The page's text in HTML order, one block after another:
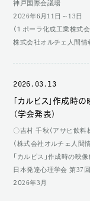
神戸国際会議場
2026年6月11日～13日
（1 ポーラ化成工業株
株式会社オルチェ人間情
2026.03.13
「カルピス」作成時
（学会発表）
〇吉村 千秋（アサヒ飲料
（株式会社オルチェ人間
「カルピス」作成時の映
日本発達心理学会 第37
2026年3月